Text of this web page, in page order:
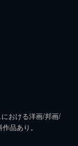
おける洋画/邦画/
品あり。